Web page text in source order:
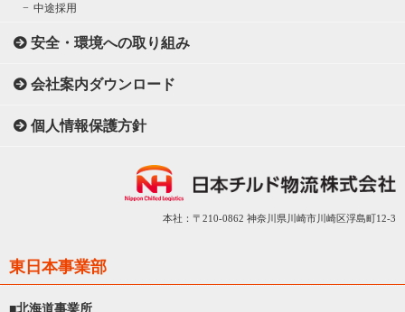
中途採用
安全・環境への取り組み
会社案内ダウンロード
個人情報保護方針
本社：〒210-0862 神奈川県川崎市川崎区浮島町12-3
東日本事業部
■北海道事業所